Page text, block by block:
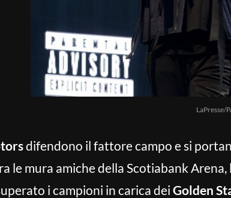
LaPresse/
difendono il fattore campo e si
le mura amiche della Scotiabank
i campioni in carica dei Golden